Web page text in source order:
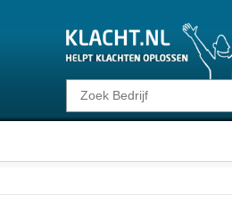
Klacht melden
Consumentenrecht